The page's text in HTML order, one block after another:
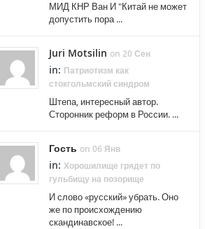
МИД КНР Ван И "Китай не может
допустить пора ...
Juri Motsilin on 20 Сен
in: Патриотизм как
стокгольмский синдром
Штепа, интересный автор.
Сторонник реформ в России. ...
Гость on 06 Янв
in: Хорошилище грядет по
гульбищу на позорище
И слово «русский» убрать. Оно
же по происхождению
скандинавское! ...